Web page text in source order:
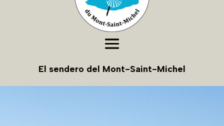
El sendero del Mont-Saint-Michel